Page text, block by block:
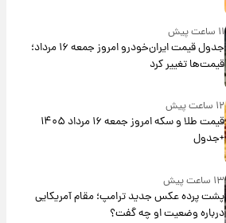
۱۱ ساعت پیش
جدول قیمت ایران‌خودرو امروز جمعه ۱۶ مرداد؛
قیمت‌ها تغییر کرد
۱۲ ساعت پیش
قیمت طلا و سکه امروز جمعه ۱۶ مرداد ۱۴۰۵
+جدول
۱۳ ساعت پیش
پشت پرده عکس جدید ترامپ؛ مقام آمریکایی
درباره وضعیت او چه گفت؟